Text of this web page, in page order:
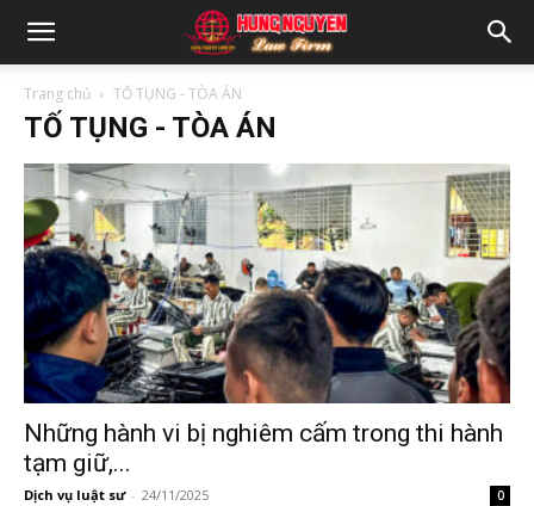
Trang chủ TỐ TỤNG - TÒA ÁN
TỐ TỤNG - TÒA ÁN
Những hành vi bị nghiêm cấm trong thi hành
tạm giữ,...
Dịch vụ luật sư - 24/11/2025 0